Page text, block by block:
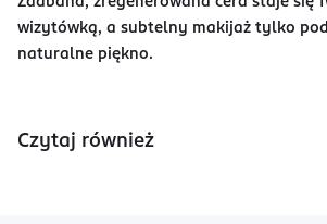
wizytówką, a subtelny makijaż tylko
naturalne piękno.
Czytaj również